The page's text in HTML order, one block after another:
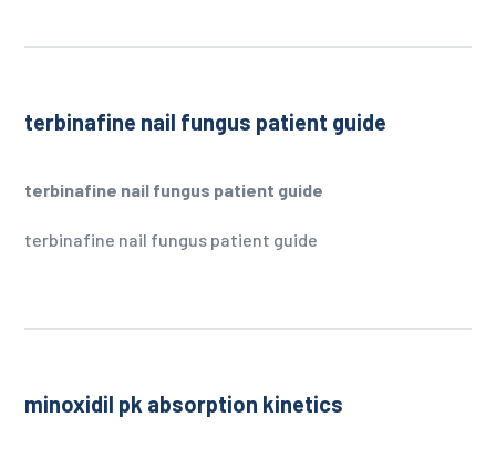
terbinafine nail fungus patient guide
terbinafine nail fungus patient guide
terbinafine nail fungus patient guide
minoxidil pk absorption kinetics